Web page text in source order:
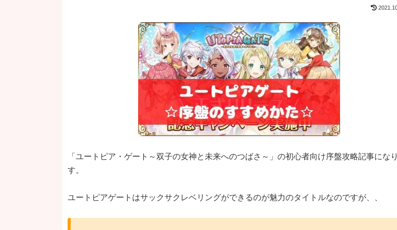
「ユートピア・ゲート～双子の女神と未来へのつばさ～」の初心者向け序盤攻略記事にな
す。
ユートピアゲートはサックサクレベリングができるのが魅力のタイトルなのですが、、